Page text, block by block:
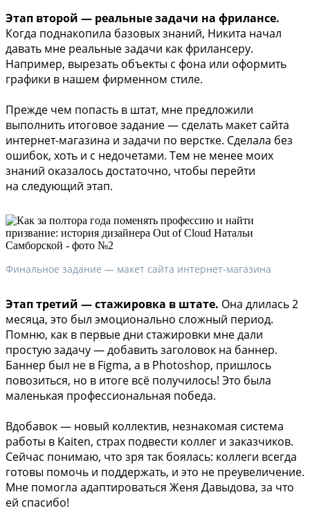
Этап второй — реальные задачи на фрилансе.
Когда поднакопила базовых знаний, Никита начал
давать мне реальные задачи как фрилансеру.
Например, вырезать объекты с фона или оформить
графики в нашем фирменном стиле.
Прежде чем попасть в штат, мне предложили
выполнить итоговое задание — сделать макет сайта
интернет-магазина и задачи по верстке. Сделала без
ошибок, хоть и с недочетами. Тем не менее моих
знаний оказалось достаточно, чтобы перейти
на следующий этап.
Финальное задание — макет сайта интернет-магазина
Этап третий — стажировка в штате. Она длилась 2
месяца, это был эмоционально сложный период.
Помню, как в первые дни стажировки мне дали
простую задачу — добавить заголовок на баннер.
Баннер был не в Figma, а в Photoshop, пришлось
повозиться, но в итоге всё получилось! Это была
маленькая профессиональная победа.
Вдобавок — новый коллектив, незнакомая система
работы в Kaiten, страх подвести коллег и заказчиков.
Сейчас понимаю, что зря так боялась: коллеги всегда
готовы помочь и поддержать, и это не преувеличение.
Мне помогла адаптироваться Женя Давыдова, за что
ей спасибо!